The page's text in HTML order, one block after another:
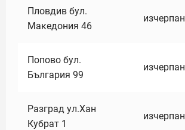
Пловдив бул.
Македония 46
изчерпан
Попово бул.
България 99
изчерпан
Разград ул.Хан
Кубрат 1
изчерпан